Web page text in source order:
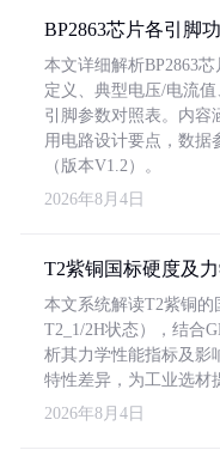
BP2863芯片各引脚
本文详细解析BP2863
定义、典型电压/电流
引脚参数对照表。内容
用电路设计要点，数据
（版本V1.2）。
2026年8月4日
T2紫铜国标硬度及
本文系统解读T2紫铜的
T2_1/2H状态），结合
析其力学性能指标及影
特性差异，为工业选材
2026年8月4日